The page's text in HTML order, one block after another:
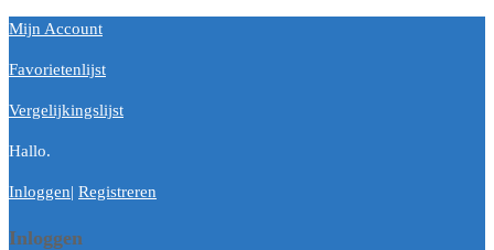
Mijn Account
Favorietenlijst
Vergelijkingslijst
Hallo.
Inloggen| Registreren
Inloggen